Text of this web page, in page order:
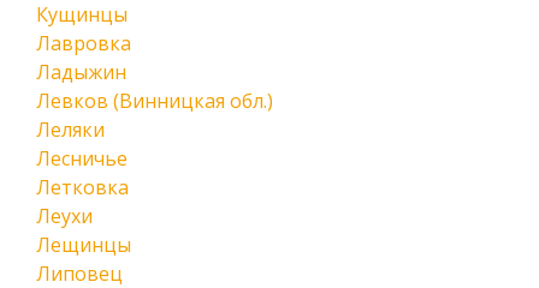
Кущинцы
Лавровка
Ладыжин
Левков (Винницкая обл.)
Леляки
Лесничье
Летковка
Леухи
Лещинцы
Липовец